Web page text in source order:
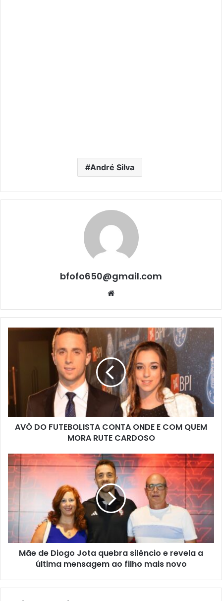
André Silva
bfofo650@gmail.com
Website
AVÔ DO FUTEBOLISTA CONTA ONDE E COM QUEM
MORA RUTE CARDOSO
Mãe de Diogo Jota quebra silêncio e revela a
última mensagem ao filho mais novo